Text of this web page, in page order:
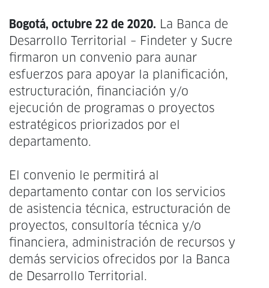
Bogotá, octubre 22 de 2020. La Banca de
Desarrollo Territorial – Findeter y Sucre
firmaron un convenio para aunar
esfuerzos para apoyar la planificación,
estructuración, financiación y/o
ejecución de programas o proyectos
estratégicos priorizados por el
departamento.
El convenio le permitirá al
departamento contar con los servicios
de asistencia técnica, estructuración de
proyectos, consultoría técnica y/o
financiera, administración de recursos y
demás servicios ofrecidos por la Banca
de Desarrollo Territorial.